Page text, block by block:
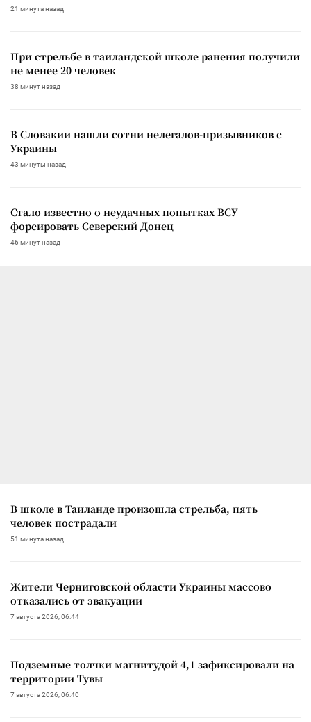
21 минута назад
При стрельбе в таиландской школе ранения получили
не менее 20 человек
38 минут назад
В Словакии нашли сотни нелегалов-призывников с
Украины
43 минуты назад
Стало известно о неудачных попытках ВСУ
форсировать Северский Донец
46 минут назад
В школе в Таиланде произошла стрельба, пять
человек пострадали
51 минута назад
Жители Черниговской области Украины массово
отказались от эвакуации
7 августа 2026, 06:44
Подземные толчки магнитудой 4,1 зафиксировали на
территории Тувы
7 августа 2026, 06:40